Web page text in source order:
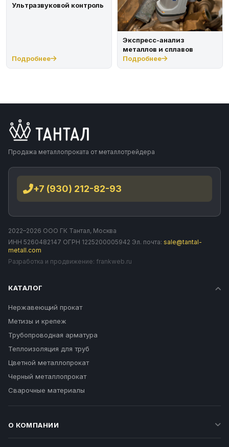
Ультразвуковой контроль
Подробнее
Экспресс-анализ
металлов и сплавов
Подробнее
Продажа металлопроката от металлотрейдера
+7 (930) 212-82-93
2022–2026 ООО ГК Тантал, Москва
ИНН 5260482147 ОГРН 1225200005942 Эл. почта: sale@tantal-
metall.com
Разработка и продвижение: frankweb.ru
КАТАЛОГ
Нержавеющий прокат
Метизы и крепеж
Трубопроводная арматура
Теплоизоляция для труб
Цветной металлопрокат
Черный металлопрокат
Сварочные материалы
О КОМПАНИИ